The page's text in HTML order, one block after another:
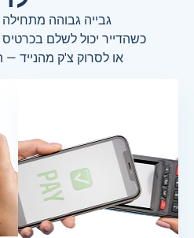
גבייה גבוהה
כשהדייר יכול לשלם
או לסרוק צ'ק מהנייד